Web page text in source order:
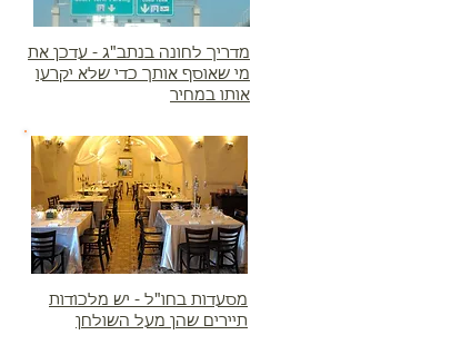
מדריך לחונה בנתב"ג - עדכן את
מי שאוסף אותך כדי שלא יקרעו
אותו במחיר
מסעדות בחו"ל - יש מלכודות
תיירים שהן מעל השולחן